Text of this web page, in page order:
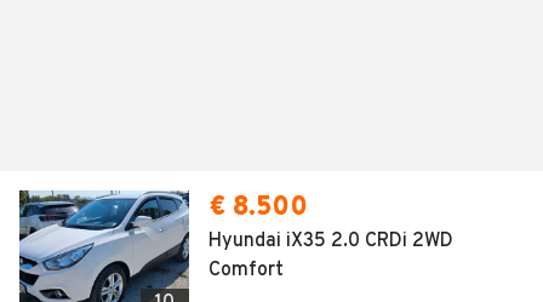
€ 8.500
Hyundai iX35 2.0 CRDi 2WD
Comfort